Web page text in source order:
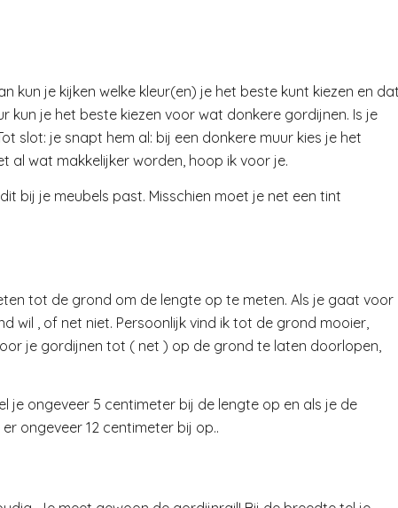
kun je kijken welke kleur(en) je het beste kunt kiezen en
kun je het beste kiezen voor wat donkere gordijnen. Is je
slot: je snapt hem al: bij een donkere muur kies je het
al wat makkelijker worden, hoop ik voor je.
bij je meubels past. Misschien moet je net een tint
tot de grond om de lengte op te meten. Als je gaat voor
wil , of net niet. Persoonlijk vind ik tot de grond mooier,
je gordijnen tot ( net ) op de grond te laten doorlopen,
ongeveer 5 centimeter bij de lengte op en als je de
ongeveer 12 centimeter bij op..